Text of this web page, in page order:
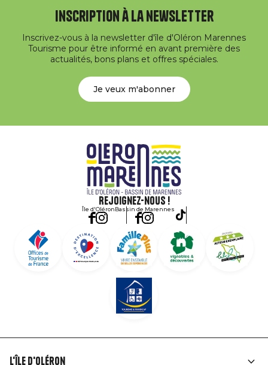
Inscription à la newsletter
Inscrivez-vous à la newsletter d'île d'Oléron Marennes
Tourisme pour être informé en avant première des
actualités, bons plans et offres spéciales.
Je veux m'abonner
Rejoignez-nous !
Île d'OléronBassin de Marennes
L'île d'Oléron